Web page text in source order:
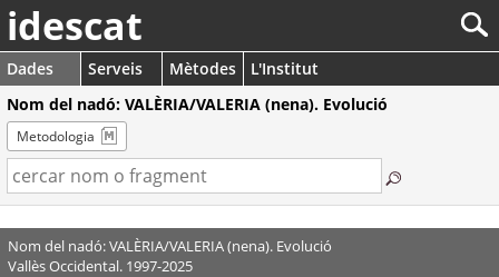
idescat
Dades Serveis Mètodes
L'Institut
Nom del nadó: VALÈRIA/VALERIA (nena). Evolució
Metodologia
Nom del nadó: VALÈRIA/VALERIA (nena). Evolució
Vallès Occidental. 1997-2025